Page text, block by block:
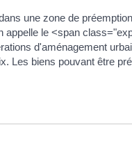
une zone de
le <span
d'aménagement
Les biens pouvant être